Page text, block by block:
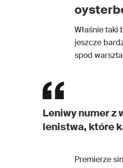
Właśnie taki
jeszcze
spod
Leniwy numer z
lenistwa, które
Premierze